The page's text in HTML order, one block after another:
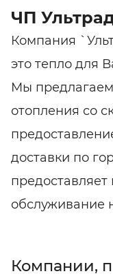
ЧП
Компания
это тепло для
Мы
отопления со
доставки по
обслуживание
Компании,